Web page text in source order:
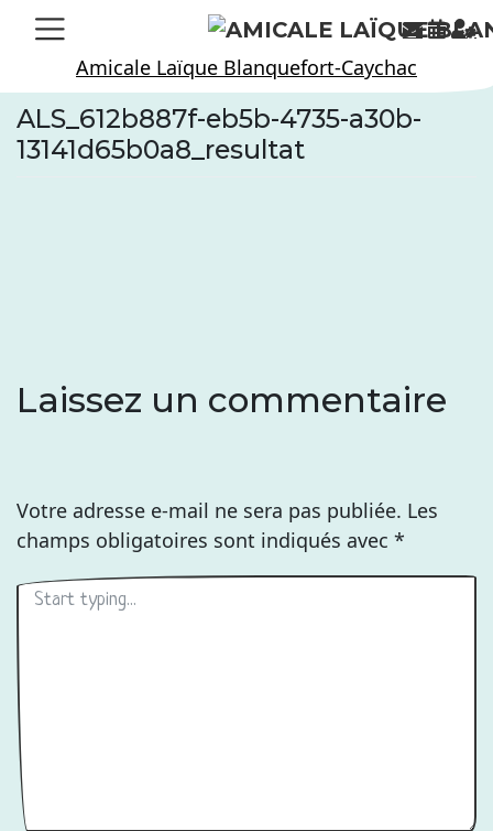
Skip
Amicale Laïque Blanquefort-Caychac
ALS_612b887f-eb5b-4735-a30b-
13141d65b0a8_resultat
Laissez un commentaire
Votre adresse e-mail ne sera pas publiée. Les
champs obligatoires sont indiqués avec *